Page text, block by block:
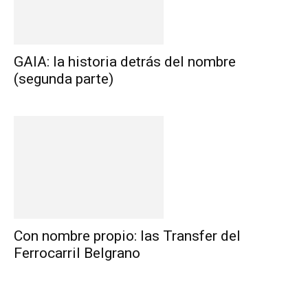
GAIA: la historia detrás del nombre
(segunda parte)
Con nombre propio: las Transfer del
Ferrocarril Belgrano